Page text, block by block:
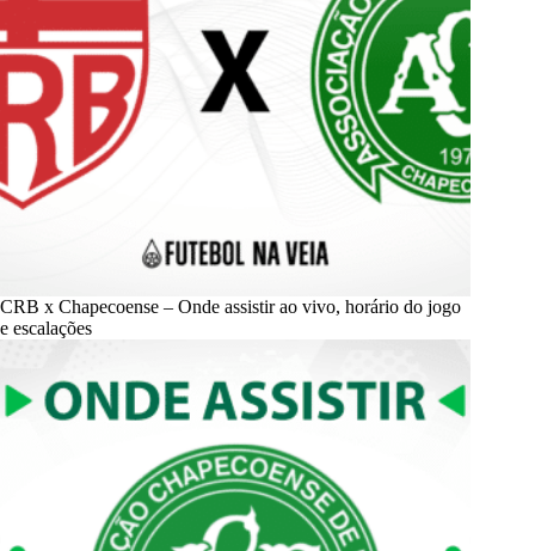
CRB x Chapecoense – Onde assistir ao vivo, horário do jogo
e escalações